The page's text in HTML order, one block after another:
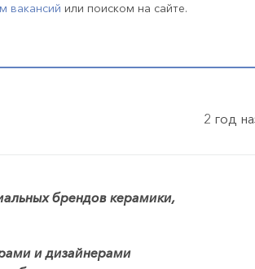
вакансий или поиском на сайте.
2 год
брендов керамики,
и дизайнерами